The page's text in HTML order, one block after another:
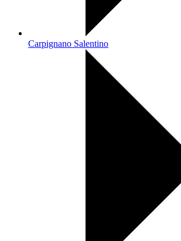
Carpignano Salentino